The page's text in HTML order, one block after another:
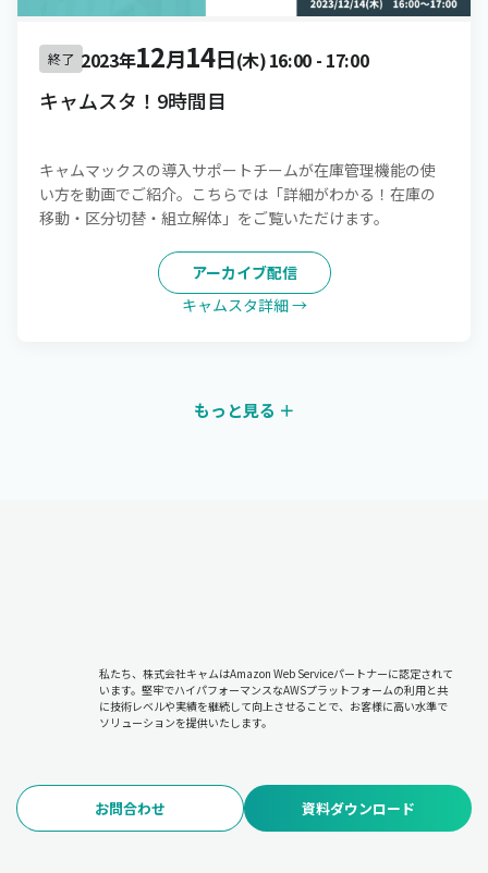
終了 2023年12月14日(木)16:00- 17:00
キャムスタ！9時間目
キャムマックスの導入サポートチームが在庫管理機能の使
い方を動画でご紹介。こちらでは「詳細がわかる！在庫の
移動・区分切替・組立解体」をご覧いただけます。
アーカイブ配信
キャムスタ詳細 →
もっと見る ＋
私たち、株式会社キャムはAmazon Web Serviceパートナーに認定されて
います。堅牢でハイパフォーマンスなAWSプラットフォームの利用と共
に技術レベルや実績を継続して向上させることで、お客様に高い水準で
ソリューションを提供いたします。
お問合わせ 資料ダウンロード